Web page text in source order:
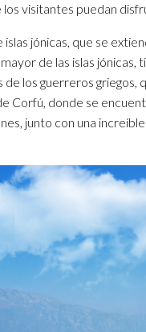
los visitantes puedan
islas jónicas, que se
de las islas
de los guerreros griegos,
Corfú, donde se
junto con una